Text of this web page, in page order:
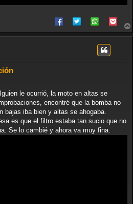
le ocurrió, la moto en altas se
encontré que la bomba no
bajas iba bien y altas se ahogaba.
es que el filtro estaba tan sucio que no
Se lo cambié y ahora va muy fina.